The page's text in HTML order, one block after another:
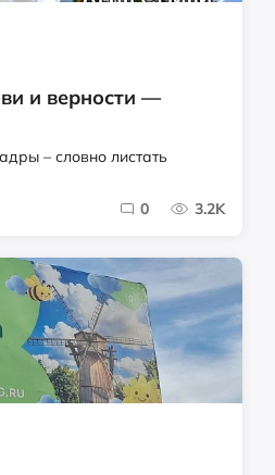
и верности —
– словно листать
0 3.2K